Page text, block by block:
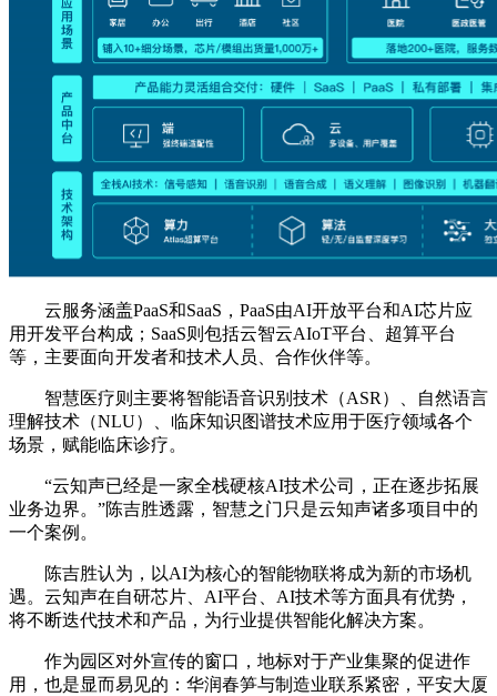
云服务涵盖PaaS和SaaS，PaaS由AI开放平台和AI芯片应
用开发平台构成；SaaS则包括云智云AIoT平台、超算平台
等，主要面向开发者和技术人员、合作伙伴等。
智慧医疗则主要将智能语音识别技术（ASR）、自然语言
理解技术（NLU）、临床知识图谱技术应用于医疗领域各个
场景，赋能临床诊疗。
“云知声已经是一家全栈硬核AI技术公司，正在逐步拓展
业务边界。”陈吉胜透露，智慧之门只是云知声诸多项目中的
一个案例。
陈吉胜认为，以AI为核心的智能物联将成为新的市场机
遇。云知声在自研芯片、AI平台、AI技术等方面具有优势，
将不断迭代技术和产品，为行业提供智能化解决方案。
作为园区对外宣传的窗口，地标对于产业集聚的促进作
用，也是显而易见的：华润春笋与制造业联系紧密，平安大厦